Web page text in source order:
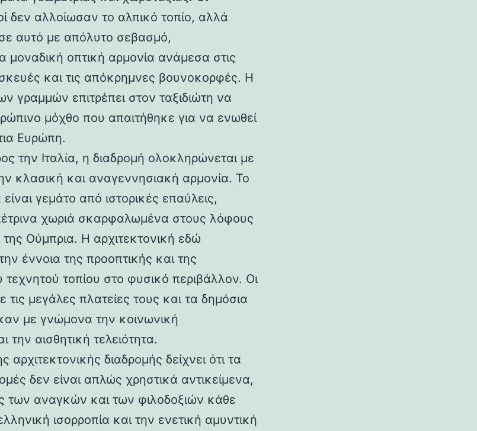
δεν αλλοίωσαν το αλπικό τοπίο, αλλά
αυτό με απόλυτο σεβασμό,
μοναδική οπτική αρμονία ανάμεσα στις
και τις απόκρημνες βουνοκορφές. Η
γραμμών επιτρέπει στον ταξιδιώτη να
μόχθο που απαιτήθηκε για να ενωθεί
Ευρώπη.
την Ιταλία, η διαδρομή ολοκληρώνεται με
κλασική και αναγεννησιακή αρμονία. Το
γεμάτο από ιστορικές επαύλεις,
χωριά σκαρφαλωμένα στους λόφους
Ούμπρια. Η αρχιτεκτονική εδώ
έννοια της προοπτικής και της
τοπίου στο φυσικό περιβάλλον. Οι
τις μεγάλες πλατείες τους και τα δημόσια
με γνώμονα την κοινωνική
την αισθητική τελειότητα.
αρχιτεκτονικής διαδρομής δείχνει ότι τα
δεν είναι απλώς χρηστικά αντικείμενα,
των αναγκών και των φιλοδοξιών κάθε
ισορροπία και την ενετική αμυντική